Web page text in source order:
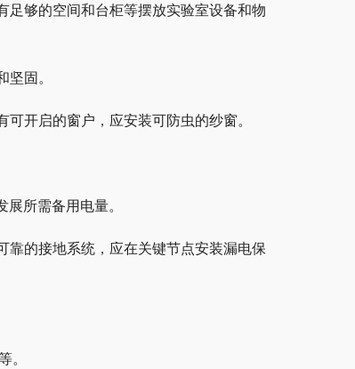
足够的空间和台柜等摆放实验室设备和物
固。
开启的窗户，应安装可防虫的纱窗。
所需备用电量。
靠的接地系统，应在关键节点安装漏电保
。